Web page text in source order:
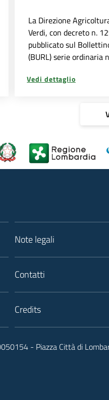
La Direzione
Verdi, con decreto n.
pubblicato sul
(BURL) serie ordinaria
Vedi dettaglio
Note legali
Contatti
Credits
- Piazza Città di